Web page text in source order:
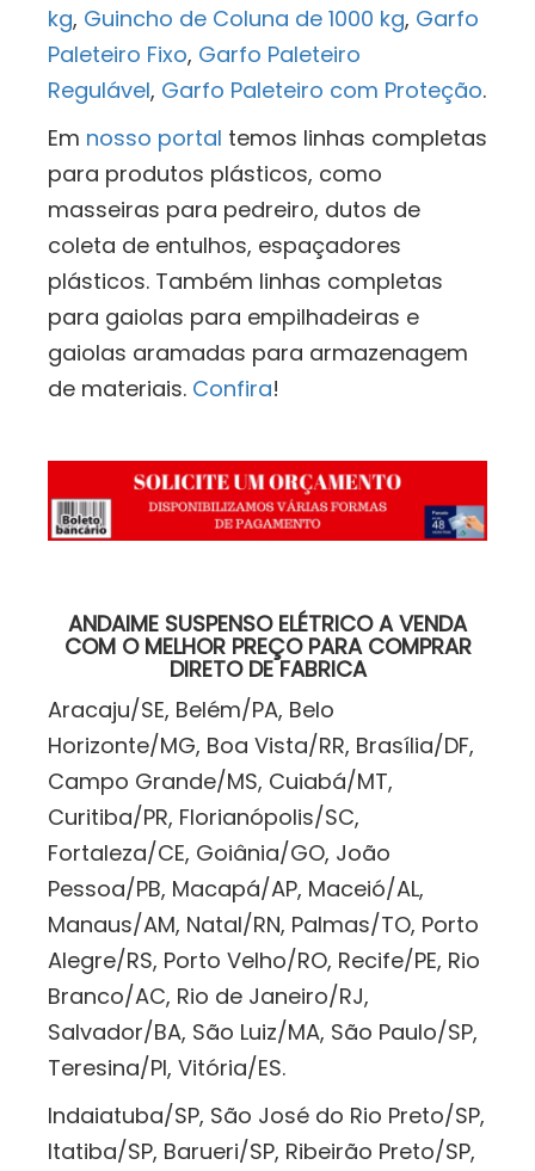
kg, Guincho de Coluna de 1000 kg, Garfo
Paleteiro Fixo, Garfo Paleteiro
Regulável, Garfo Paleteiro com Proteção.
Em nosso portal temos linhas completas
para produtos plásticos, como
masseiras para pedreiro, dutos de
coleta de entulhos, espaçadores
plásticos. Também linhas completas
para gaiolas para empilhadeiras e
gaiolas aramadas para armazenagem
de materiais. Confira!
ANDAIME SUSPENSO ELÉTRICO A VENDA
COM O MELHOR PREÇO PARA COMPRAR
DIRETO DE FABRICA
Aracaju/SE, Belém/PA, Belo
Horizonte/MG, Boa Vista/RR, Brasília/DF,
Campo Grande/MS, Cuiabá/MT,
Curitiba/PR, Florianópolis/SC,
Fortaleza/CE, Goiânia/GO, João
Pessoa/PB, Macapá/AP, Maceió/AL,
Manaus/AM, Natal/RN, Palmas/TO, Porto
Alegre/RS, Porto Velho/RO, Recife/PE, Rio
Branco/AC, Rio de Janeiro/RJ,
Salvador/BA, São Luiz/MA, São Paulo/SP,
Teresina/PI, Vitória/ES.
Indaiatuba/SP, São José do Rio Preto/SP,
Itatiba/SP, Barueri/SP, Ribeirão Preto/SP,